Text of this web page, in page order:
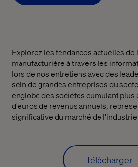
Explorez les tendances actuelles de
manufacturière à travers les
lors de nos entretiens avec des
sein de grandes entreprises du
englobe des sociétés cumulant plus
d'euros de revenus annuels,
significative du marché de l'industrie
Télécharger